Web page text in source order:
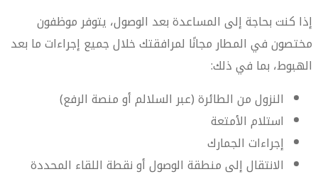
إذا كنت بحاجة إلى المساعدة بعد الوصول، يتوفر موظفون
مختصون في المطار مجانًا لمرافقتك خلال جميع إجراءات ما بعد
الهبوط، بما في ذلك:
النزول من الطائرة (عبر السلالم أو منصة الرفع)
استلام الأمتعة
إجراءات الجمارك
الانتقال إلى منطقة الوصول أو نقطة اللقاء المحددة